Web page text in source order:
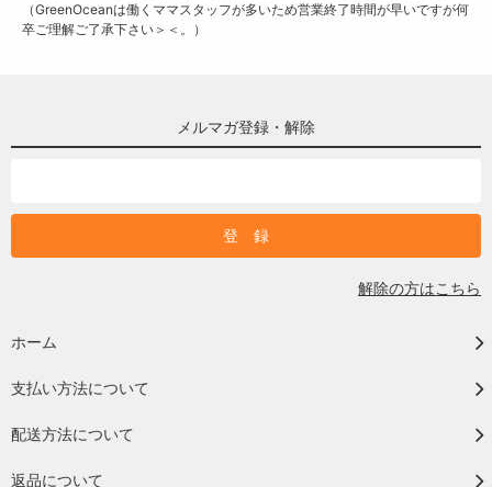
（GreenOceanは働くママスタッフが多いため営業終了時間が早いですが何
卒ご理解ご了承下さい＞＜。）
メルマガ登録・解除
解除の方はこちら
ホーム
支払い方法について
配送方法について
返品について